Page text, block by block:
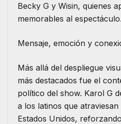
Becky G y Wisin, quienes
memorables al espectáculo.
Mensaje, emoción y
Más allá del despliegue
más destacados fue el
político del show. Karol G
a los latinos que
Estados Unidos,